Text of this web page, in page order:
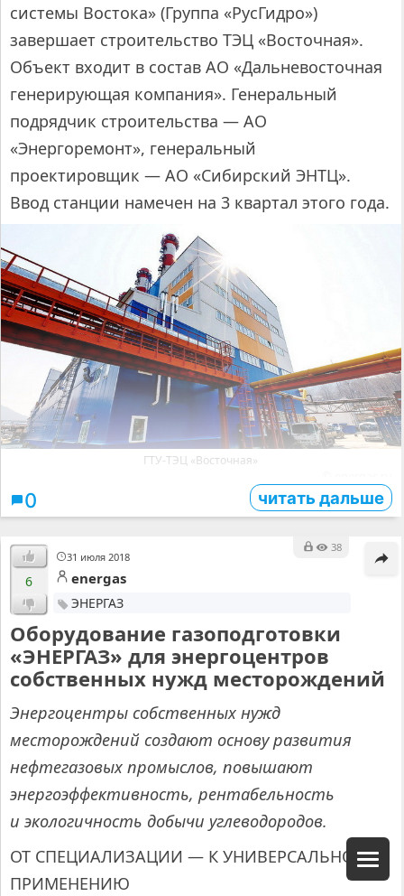
системы Востока» (Группа «РусГидро»)
завершает строительство ТЭЦ «Восточная».
Объект входит в состав АО «Дальневосточная
генерирующая компания». Генеральный
подрядчик строительства — АО
«Энергоремонт», генеральный
проектировщик — АО «Сибирский ЭНТЦ».
Ввод станции намечен на 3 квартал этого года.
ГТУ-ТЭЦ «Восточная»
0 читать дальше
31 июля 2018
38
6 energas
ЭНЕРГАЗ
Оборудование газоподготовки
«ЭНЕРГАЗ» для энергоцентров
собственных нужд месторождений
Энергоцентры собственных нужд
месторождений создают основу развития
нефтегазовых промыслов, повышают
энергоэффективность, рентабельность
и экологичность добычи углеводородов.
ОТ СПЕЦИАЛИЗАЦИИ — К УНИВЕРСАЛЬНОМУ
ПРИМЕНЕНИЮ